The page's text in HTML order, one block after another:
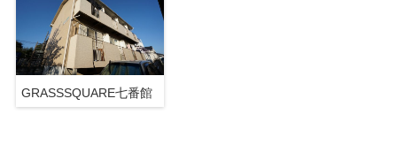
GRASSSQUARE七番館